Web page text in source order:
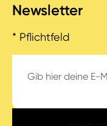
Newsletter
* Pflichtfeld
email-
hCaptcha